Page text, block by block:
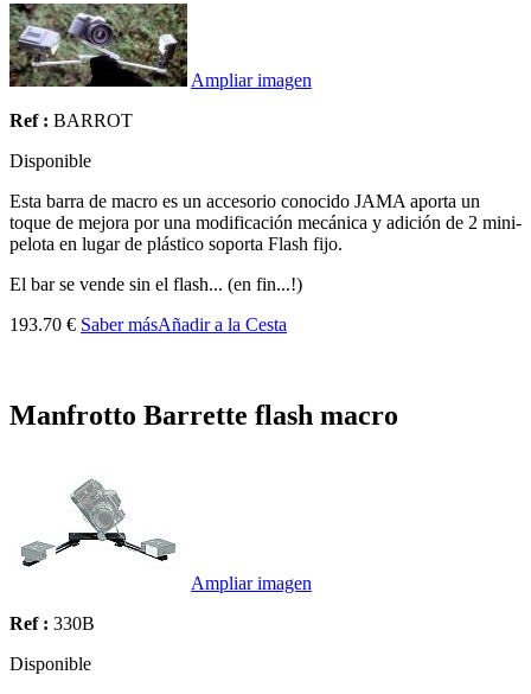
Ampliar imagen
Ref : BARROT
Disponible
Esta barra de macro es un accesorio conocido JAMA aporta un
toque de mejora por una modificación mecánica y adición de 2 mini-
pelota en lugar de plástico soporta Flash fijo.
El bar se vende sin el flash... (en fin...!)
193.70 € Saber másAñadir a la Cesta
Manfrotto Barrette flash macro
Ampliar imagen
Ref : 330B
Disponible